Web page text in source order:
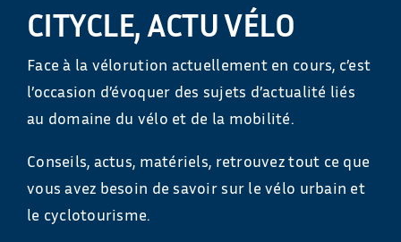
CITYCLE, ACTU VÉLO
Face à la vélorution actuellement en cours, c’est
l’occasion d’évoquer des sujets d’actualité liés
au domaine du vélo et de la mobilité.
Conseils, actus, matériels, retrouvez tout ce que
vous avez besoin de savoir sur le vélo urbain et
le cyclotourisme.